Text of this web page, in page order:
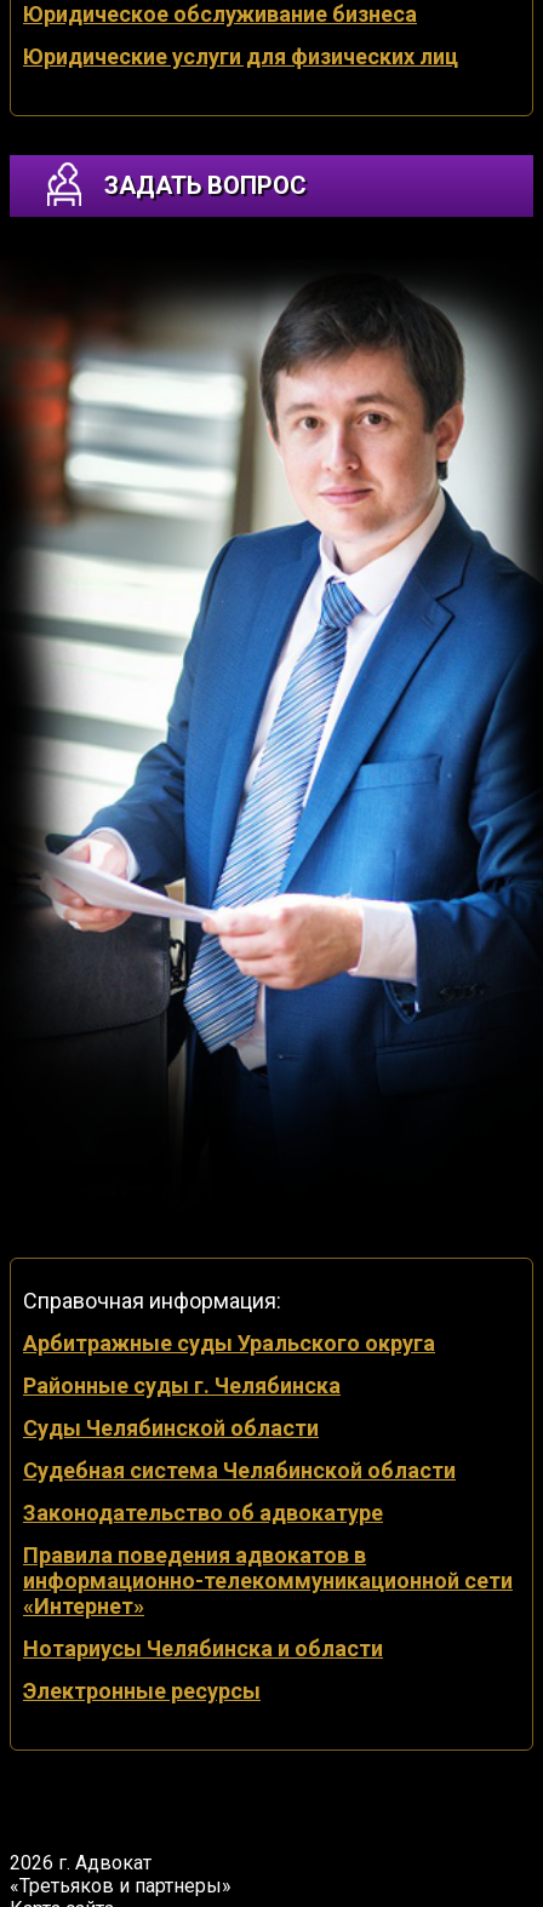
Юридическое обслуживание бизнеса
Юридические услуги для физических лиц
ЗАДАТЬ ВОПРОС
Справочная информация:
Арбитражные суды Уральского округа
Районные суды г. Челябинска
Суды Челябинской области
Судебная система Челябинской области
Законодательство об адвокатуре
Правила поведения адвокатов в
информационно-телекоммуникационной сети
«Интернет»
Нотариусы Челябинска и области
Электронные ресурсы
2026 г. Адвокат
«Третьяков и партнеры»